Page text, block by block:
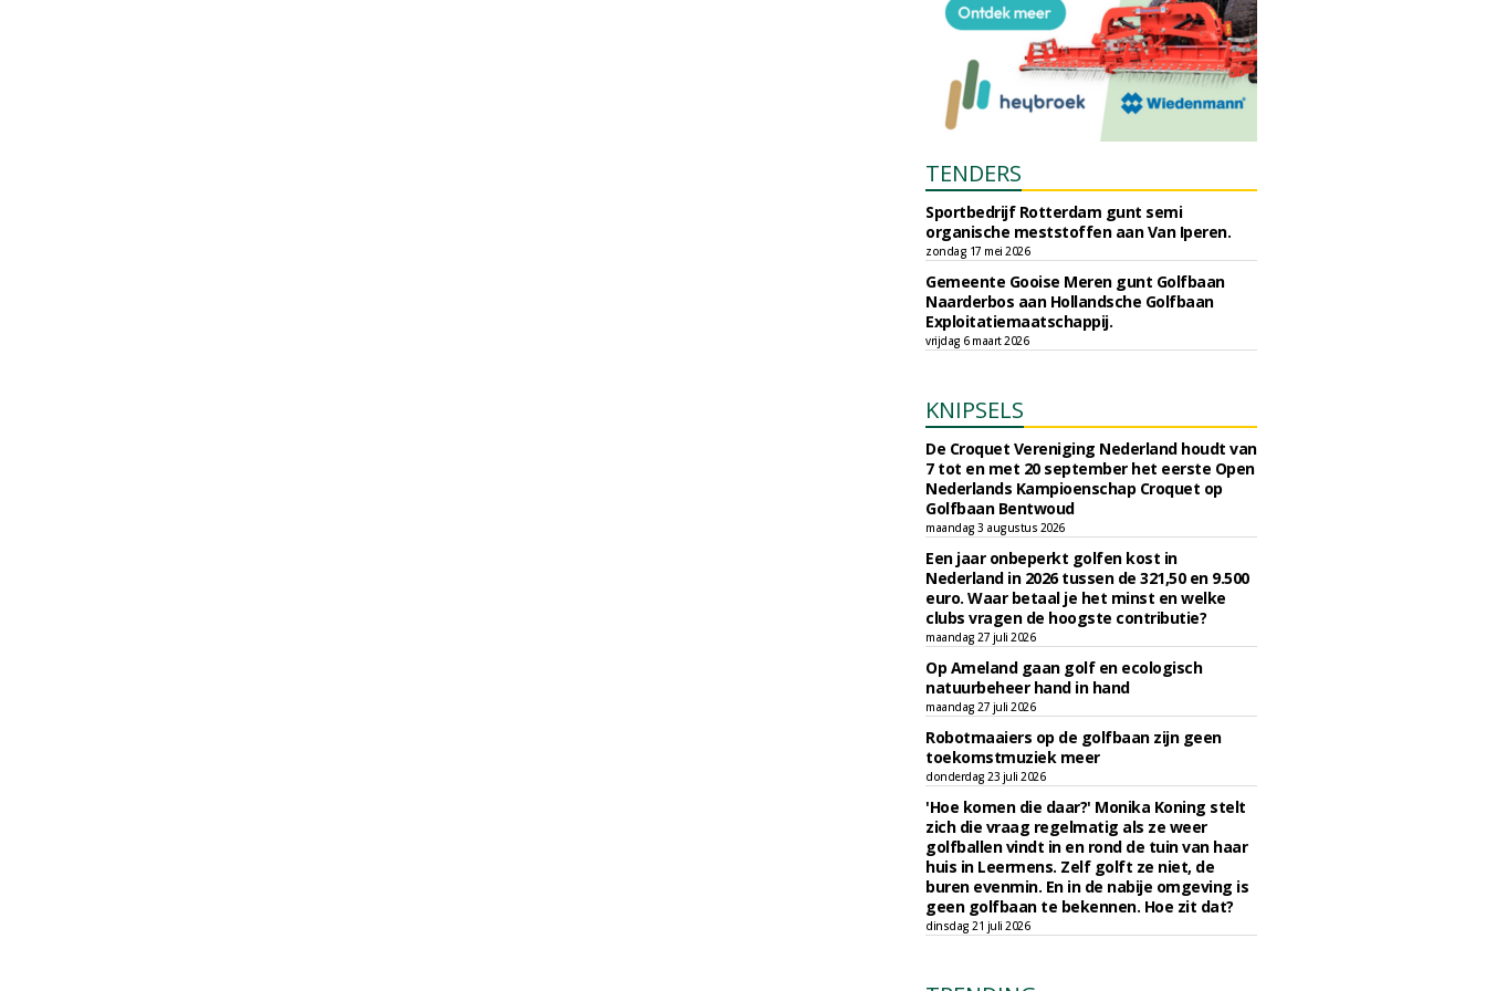
TENDERS
Sportbedrijf Rotterdam gunt semi
organische meststoffen aan Van Iperen.
zondag 17 mei 2026
Gemeente Gooise Meren gunt Golfbaan
Naarderbos aan Hollandsche Golfbaan
Exploitatiemaatschappij.
vrijdag 6 maart 2026
KNIPSELS
De Croquet Vereniging Nederland houdt van
7 tot en met 20 september het eerste Open
Nederlands Kampioenschap Croquet op
Golfbaan Bentwoud
maandag 3 augustus 2026
Een jaar onbeperkt golfen kost in
Nederland in 2026 tussen de 321,50 en 9.500
euro. Waar betaal je het minst en welke
clubs vragen de hoogste contributie?
maandag 27 juli 2026
Op Ameland gaan golf en ecologisch
natuurbeheer hand in hand
maandag 27 juli 2026
Robotmaaiers op de golfbaan zijn geen
toekomstmuziek meer
donderdag 23 juli 2026
'Hoe komen die daar?' Monika Koning stelt
zich die vraag regelmatig als ze weer
golfballen vindt in en rond de tuin van haar
huis in Leermens. Zelf golft ze niet, de
buren evenmin. En in de nabije omgeving is
geen golfbaan te bekennen. Hoe zit dat?
dinsdag 21 juli 2026